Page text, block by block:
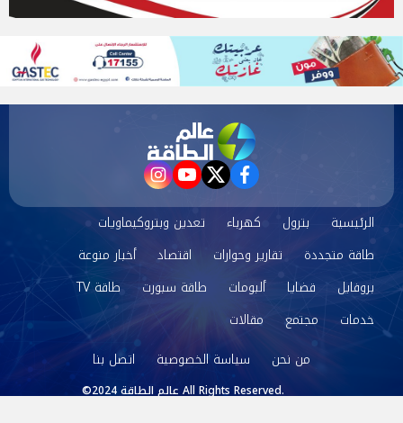
facebook
twitter
youtube
instagram
الرئيسية بترول كهرباء
تعدين وبتروكيماويات
طاقة متجددة
تقارير وحوارات اقتصاد
أخبار منوعة
بروفايل
قضايا ألبومات طاقة سبورت
طاقة TV
خدمات
مجتمع
مقالات
من نحن
سياسة الخصوصية اتصل بنا
©2024 عالم الطاقة All Rights Reserved.